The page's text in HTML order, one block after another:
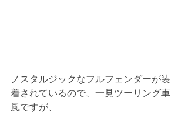
ノスタルジックなフルフェンダーが装
着されているので、一見ツーリング車
風ですが、